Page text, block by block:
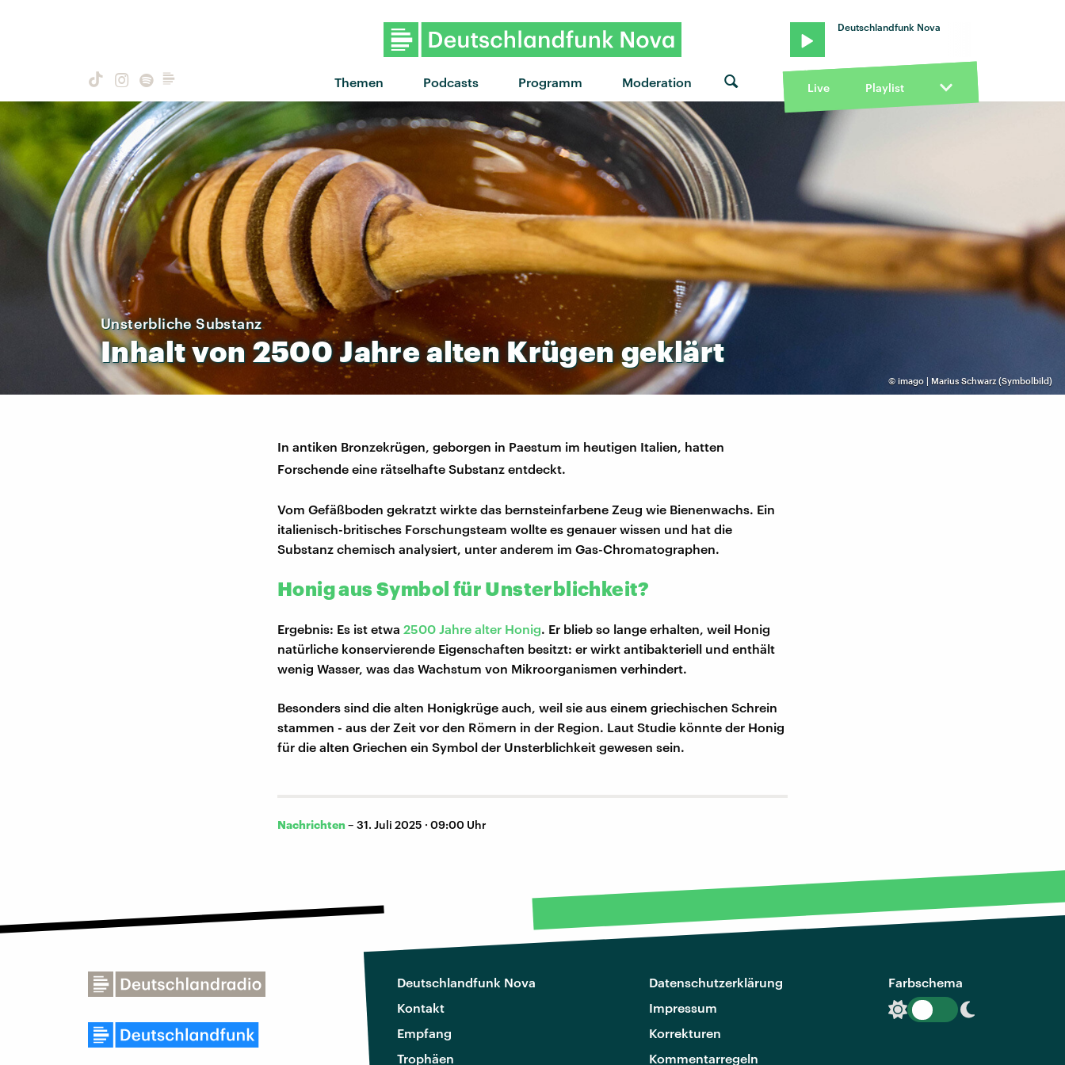
Themen Podcasts Programm Moderation
Deutschlandfunk Nova
Live Playlist
© imago | Marius Schwarz (Symbolbild)
Unsterbliche Substanz
Inhaltvon2500Jahrealten Krügen geklärt
In antiken Bronzekrügen, geborgen in Paestum im heutigen Italien, hatten
Forschende eine rätselhafte Substanz entdeckt.
Vom Gefäßboden gekratzt wirkte das bernsteinfarbene Zeug wie Bienenwachs. Ein
italienisch-britisches Forschungsteam wollte es genauer wissen und hat die
Substanz chemisch analysiert, unter anderem im Gas-Chromatographen.
Honig aus Symbol für Unsterblichkeit?
Ergebnis: Es ist etwa 2500 Jahre alter Honig. Er blieb so lange erhalten, weil Honig
natürliche konservierende Eigenschaften besitzt: er wirkt antibakteriell und enthält
wenig Wasser, was das Wachstum von Mikroorganismen verhindert.
Besonders sind die alten Honigkrüge auch, weil sie aus einem griechischen Schrein
stammen - aus der Zeit vor den Römern in der Region. Laut Studie könnte der Honig
für die alten Griechen ein Symbol der Unsterblichkeit gewesen sein.
Nachrichten – 31. Juli 2025 · 09:00 Uhr
Deutschlandfunk Nova
Kontakt
Empfang
Trophäen
Datenschutzerklärung
Impressum
Korrekturen
Kommentarregeln
Farbschema